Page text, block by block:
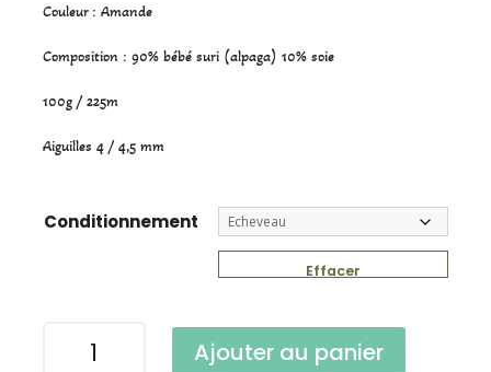
Couleur : Amande
Composition : 90% bébé suri (alpaga) 10% soie
100g / 225m
Aiguilles 4 / 4,5 mm
Conditionnement
Effacer
Ajouter au panier